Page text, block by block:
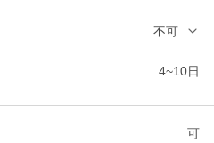
不可
4~10日
可